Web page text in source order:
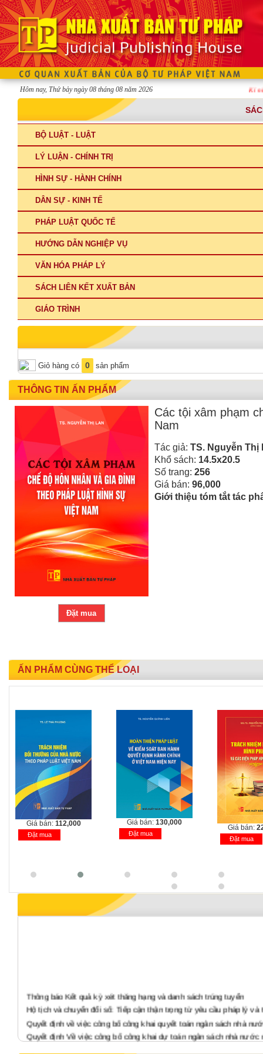
Hôm nay, Thứ bảy ngày 08 tháng 08 năm 2026 Kỉ niệm
BỘ LUẬT - LUẬT
LÝ LUẬN - CHÍNH TRỊ
HÌNH SỰ - HÀNH CHÍNH
DÂN SỰ - KINH TẾ
PHÁP LUẬT QUỐC TẾ
HƯỚNG DẪN NGHIỆP VỤ
VĂN HÓA PHÁP LÝ
SÁCH LIÊN KẾT XUẤT BẢN
GIÁO TRÌNH
Giỏ hàng có 0 sản phẩm
THÔNG TIN ẤN PHẨM
Đặt mua
Các tội xâm phạm
Nam
Tác giả: TS. Nguyễn Thị
Khổ sách: 14.5x20.5
Số trang: 256
Giá bán: 96,000
Giới thiệu tóm tắt tác
ẤN PHẨM CÙNG THỂ LOẠI
Giá bán:130,000
Đặt mua
Giá bán:220,000
Đặt mua
Giá
Đặt
Thông báo Kết quả kỳ xét thăng hạng và danh sách trúng tuyển
Hộ tịch và chuyển đổi số: Tiếp cận thận trọng từ yêu cầu pháp lý và
Quyết định về việc công bố công khai quyết toán ngân sách nhà
Quyết định Về việc công bố công khai dự toán ngân sách nhà nước